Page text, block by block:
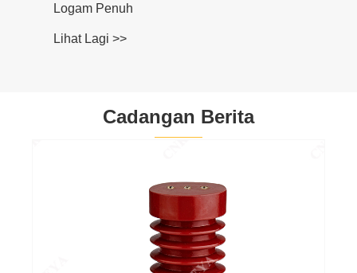
Penuh
Cadangan Berita
Apa yang dianggap switchgear
rendah?
Lihat Lagi >>